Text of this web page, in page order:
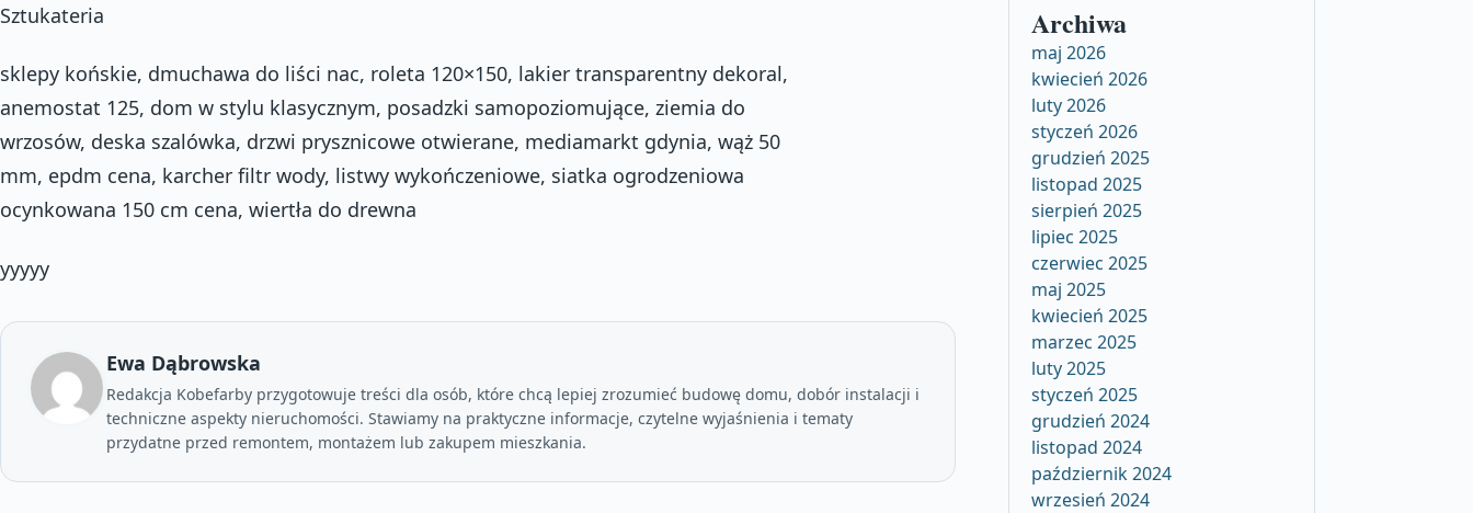
Sztukateria
sklepy końskie, dmuchawa do liści nac, roleta 120×150, lakier transparentny dekoral,
anemostat 125, dom w stylu klasycznym, posadzki samopoziomujące, ziemia do
wrzosów, deska szalówka, drzwi prysznicowe otwierane, mediamarkt gdynia, wąż 50
mm, epdm cena, karcher filtr wody, listwy wykończeniowe, siatka ogrodzeniowa
ocynkowana 150 cm cena, wiertła do drewna
yyyyy
Ewa Dąbrowska
Redakcja Kobefarby przygotowuje treści dla osób, które chcą lepiej zrozumieć budowę domu, dobór instalacji i
techniczne aspekty nieruchomości. Stawiamy na praktyczne informacje, czytelne wyjaśnienia i tematy
przydatne przed remontem, montażem lub zakupem mieszkania.
Archiwa
maj 2026
kwiecień 2026
luty 2026
styczeń 2026
grudzień 2025
listopad 2025
sierpień 2025
lipiec 2025
czerwiec 2025
maj 2025
kwiecień 2025
marzec 2025
luty 2025
styczeń 2025
grudzień 2024
listopad 2024
październik 2024
wrzesień 2024